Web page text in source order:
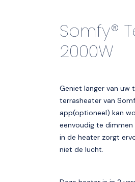
Somfy®
2000W
Geniet langer van uw
terrasheater van
app(optioneel) kan
eenvoudig te
in de heater zorgt
niet de lucht.